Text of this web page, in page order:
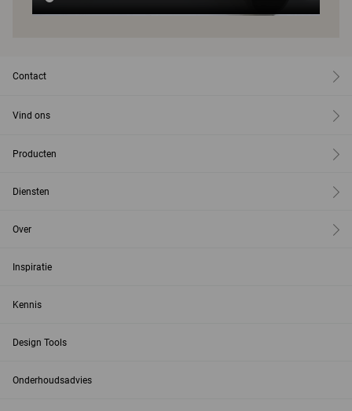
Contact
Vind ons
Producten
Diensten
Over
Inspiratie
Kennis
Design Tools
Onderhoudsadvies